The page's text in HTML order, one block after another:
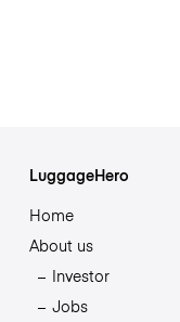
LuggageHero
Home
About us
Investor
Jobs